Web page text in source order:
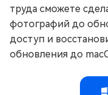
труда сможете
фотографий до
доступ и
обновления до